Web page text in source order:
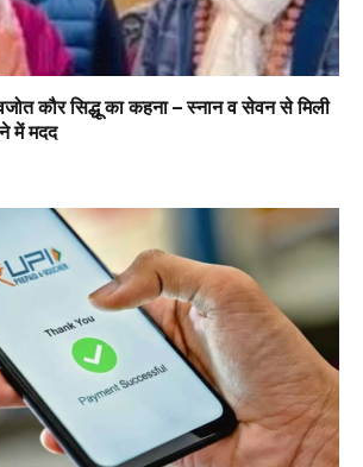
कौर सिद्धू का कहना – स्नान व सेवन से मिली
में मदद